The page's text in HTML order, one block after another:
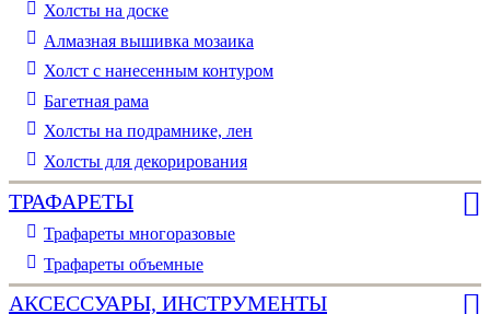
Холсты на доске
Алмазная вышивка мозаика
Холст с нанесенным контуром
Багетная рама
Холсты на подрамнике, лен
Холсты для декорирования
ТРАФАРЕТЫ
Трафареты многоразовые
Трафареты объемные
АКСЕССУАРЫ, ИНСТРУМЕНТЫ